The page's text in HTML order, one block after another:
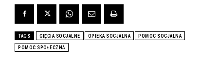
TAGS CIĘCIA SOCJALNE OPIEKA SOCJALNA POMOC SOCJALNA
POMOC SPOŁECZNA